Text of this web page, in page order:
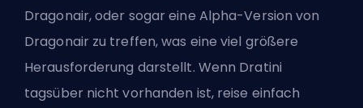
Dragonair, oder sogar eine Alpha-Version von
Dragonair zu treffen, was eine viel größere
Herausforderung darstellt. Wenn Dratini
tagsüber nicht vorhanden ist, reise einfach